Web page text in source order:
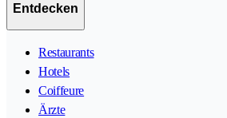
Entdecken
Restaurants
Hotels
Coiffeure
Ärzte